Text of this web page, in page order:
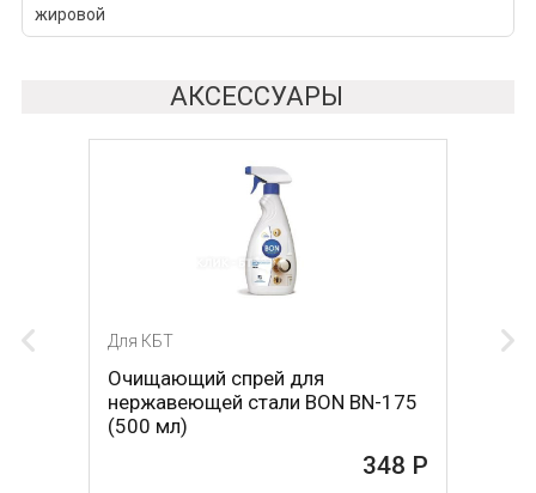
жировой
АКСЕССУАРЫ
Для КБТ
Очищающий спрей для
нержавеющей стали BON BN-175
(500 мл)
348 Р